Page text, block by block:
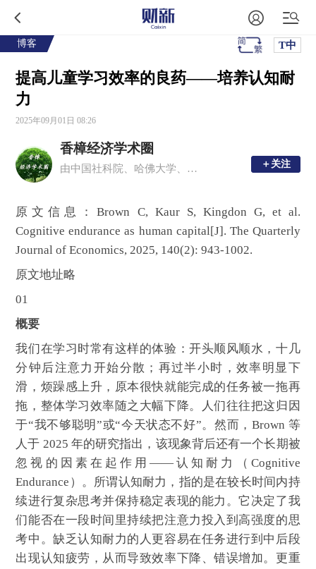
博客 T中
提高儿童学习效率的良药——培养认知耐
力
2025年09月01日 08:26
香樟经济学术圈
由中国社科院、哈佛大学、多伦多大学等国内外青年经济学者发起 ＋关注
＋关注
原文信息：Brown C, Kaur S, Kingdon G, et al.
Cognitive endurance as human capital[J]. The Quarterly
Journal of Economics, 2025, 140(2): 943-1002.
原文地址略
01
概要
我们在学习时常有这样的体验：开头顺风顺水，十几
分钟后注意力开始分散；再过半小时，效率明显下
滑，烦躁感上升，原本很快就能完成的任务被一拖再
拖，整体学习效率随之大幅下降。人们往往把这归因
于“我不够聪明”或“今天状态不好”。然而，Brown 等
人于 2025 年的研究指出，该现象背后还有一个长期被
忽视的因素在起作用——认知耐力（Cognitive
Endurance）。所谓认知耐力，指的是在较长时间内持
续进行复杂思考并保持稳定表现的能力。它决定了我
们能否在一段时间里持续把注意力投入到高强度的思
考中。缺乏认知耐力的人更容易在任务进行到中后段
出现认知疲劳，从而导致效率下降、错误增加。更重